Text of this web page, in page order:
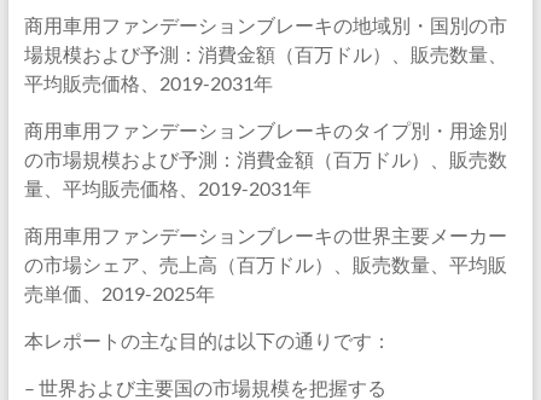
商用車用ファンデーションブレーキの地域別・国別の市
場規模および予測：消費金額（百万ドル）、販売数量、
平均販売価格、2019-2031年
商用車用ファンデーションブレーキのタイプ別・用途別
の市場規模および予測：消費金額（百万ドル）、販売数
量、平均販売価格、2019-2031年
商用車用ファンデーションブレーキの世界主要メーカー
の市場シェア、売上高（百万ドル）、販売数量、平均販
売単価、2019-2025年
本レポートの主な目的は以下の通りです：
– 世界および主要国の市場規模を把握する